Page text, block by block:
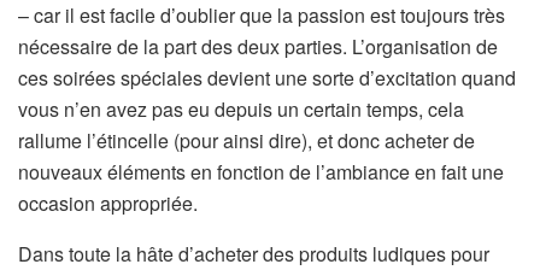
– car il est facile d’oublier que la passion est toujours très
nécessaire de la part des deux parties. L’organisation de
ces soirées spéciales devient une sorte d’excitation quand
vous n’en avez pas eu depuis un certain temps, cela
rallume l’étincelle (pour ainsi dire), et donc acheter de
nouveaux éléments en fonction de l’ambiance en fait une
occasion appropriée.
Dans toute la hâte d’acheter des produits ludiques pour